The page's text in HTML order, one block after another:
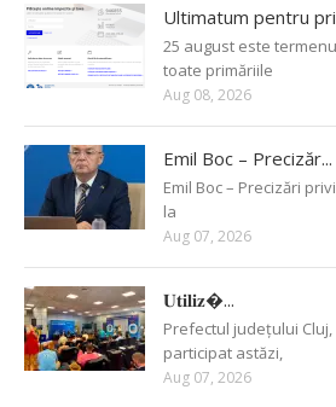
Ultimatum pentru
25 august este
toate primăriile
Aug 08, 2026
Emil Boc – Precizăr...
Emil Boc – Precizări
la
Aug 07, 2026
𝐔𝐭𝐢𝐥𝐢𝐳�...
Prefectul județului
participat astăzi,
Aug 07, 2026